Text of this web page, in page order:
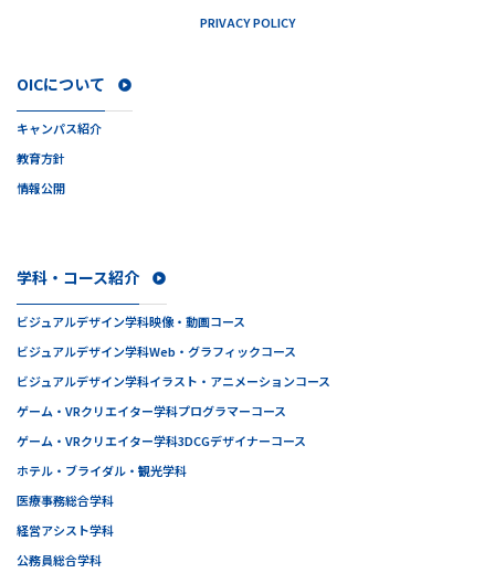
PRIVACY POLICY
OICについて
キャンパス紹介
教育方針
情報公開
学科・コース紹介
ビジュアルデザイン学科映像・動画コース
ビジュアルデザイン学科Web・グラフィックコース
ビジュアルデザイン学科イラスト・アニメーションコース
ゲーム・VRクリエイター学科プログラマーコース
ゲーム・VRクリエイター学科3DCGデザイナーコース
ホテル・ブライダル・観光学科
医療事務総合学科
経営アシスト学科
公務員総合学科